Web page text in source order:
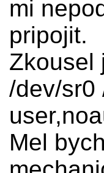
mi
pripojit.
Zkousel
/dev/sr0
Mel